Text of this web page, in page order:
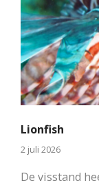
Lionfish
2 juli 2026
De visstand